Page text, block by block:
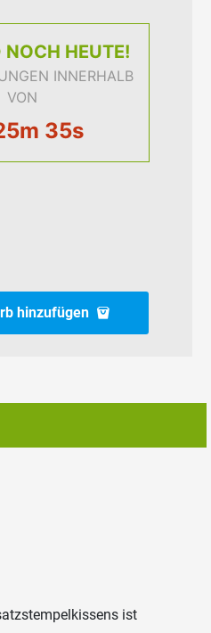
NOCH HEUTE!
INNERHALB
VON
34s
hinzufügen
ist